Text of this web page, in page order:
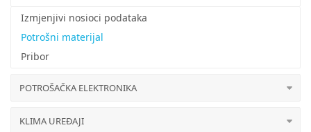
Izmjenjivi nosioci podataka
Potrošni materijal
Pribor
POTROŠAČKA ELEKTRONIKA
KLIMA UREĐAJI